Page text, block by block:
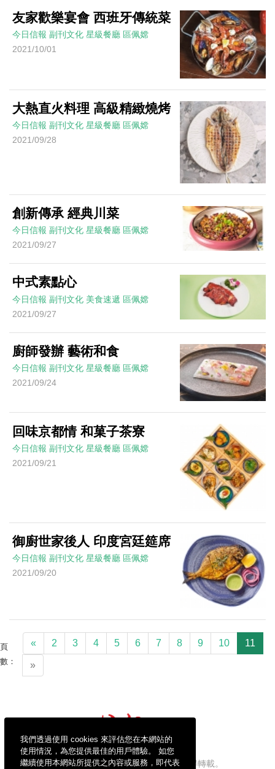
我們透過使用 cookies 來評估您在本網站的
使用情況，為您提供最佳的用戶體驗。 如您
繼續使用本網站所提供之內容或服務，即代表
友家歡樂宴會 西班牙傳統菜
今日信報 副刊文化 星級餐廳 區佩嫦
2021/10/01
大熱直火料理 高級精緻燒烤
今日信報 副刊文化 星級餐廳 區佩嫦
2021/09/28
創新傳承 經典川菜
今日信報 副刊文化 星級餐廳 區佩嫦
2021/09/27
中式素點心
今日信報 副刊文化 美食速遞 區佩嫦
2021/09/27
廚師發辦 藝術和食
今日信報 副刊文化 星級餐廳 區佩嫦
2021/09/24
回味京都情 和菓子茶寮
今日信報 副刊文化 星級餐廳 區佩嫦
2021/09/21
御廚世家後人 印度宮廷筵席
今日信報 副刊文化 星級餐廳 區佩嫦
2021/09/20
頁
數：
« 2 3 4 5 6 7 8 9 10 11
»
信報財經新聞有限公司版權所有，不得轉載。